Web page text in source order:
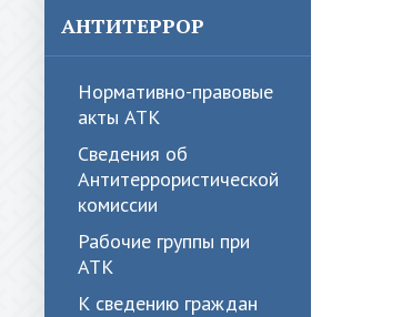
АНТИТЕРРОР
Нормативно-правовые
акты АТК
Сведения об
Антитеррористической
комиссии
Рабочие группы при
АТК
К сведению граждан